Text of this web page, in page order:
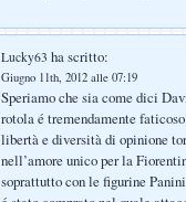
Lucky63 ha scritto:
Giugno 11th, 2012 alle 07:19
Speriamo che sia come dici
rotola é tremendamente
libertà e diversità di opinione
nell’amore unico per la
soprattutto con le figurine